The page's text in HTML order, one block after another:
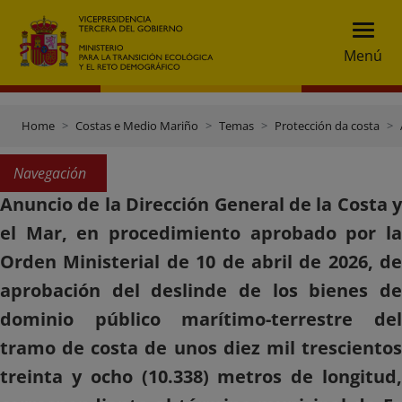
Menú
Home Costas e Medio Mariño Temas Protección da costa
Navegación
Anuncio de la Dirección General de la Costa y
el Mar, en procedimiento aprobado por la
Orden Ministerial de 10 de abril de 2026, de
aprobación del deslinde de los bienes de
dominio público marítimo-terrestre del
tramo de costa de unos diez mil trescientos
treinta y ocho (10.338) metros de longitud,